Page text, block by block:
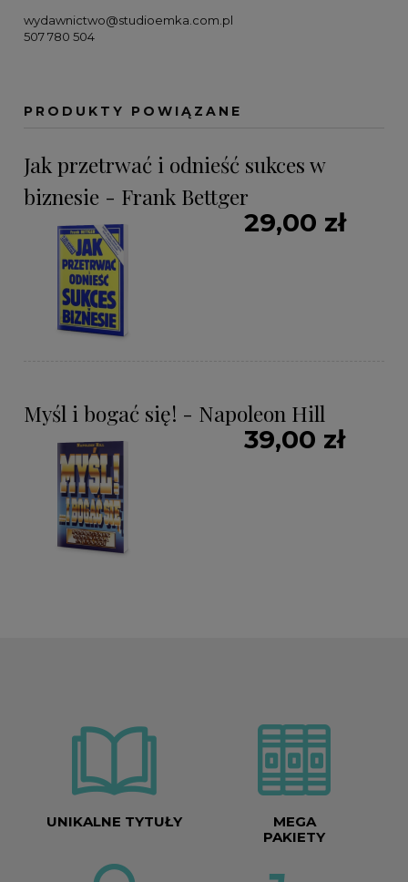
wydawnictwo@studioemka.com.pl
507 780 504
PRODUKTY POWIĄZANE
Jak przetrwać i odnieść sukces w
biznesie - Frank Bettger
29,00 zł
Myśl i bogać się! - Napoleon Hill
39,00 zł
UNIKALNE TYTUŁY
MEGA
PAKIETY